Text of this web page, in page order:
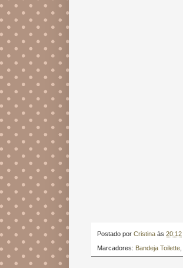
Postado por Cristina às 20:12
Marcadores: Bandeja Toilette,